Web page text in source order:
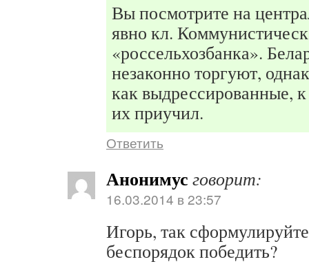
Вы посмотрите на
явно кл.
«россельхозбанка».
незаконно торгуют,
как выдрессированные,
их приучил.
Ответить
Анонимус говорит:
16.03.2014 в 23:57
Игорь, так
беспорядок победить?